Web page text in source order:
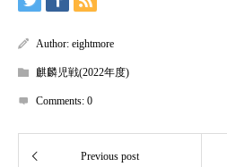
Author: eightmore
麒麟児戦(2022年度)
Comments: 0